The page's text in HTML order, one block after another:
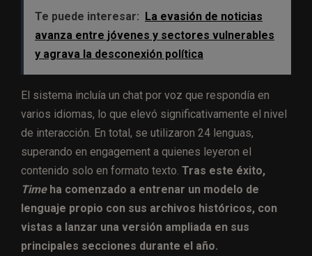
Te puede interesar: La evasión de noticias
avanza entre jóvenes y sectores vulnerables
y agrava la desconexión política
El sistema incluía un chat por voz que respondía en
varios idiomas, lo que elevó significativamente el nivel
de interacción. En total, se utilizaron 24 lenguas,
superando en engagement a quienes leyeron el
contenido solo en formato texto. Tras este éxito,
Timeha comenzado a entrenar un modelo de
lenguaje propio con sus archivos históricos, con
vistas a lanzar una versión ampliada en sus
principales secciones durante el año.